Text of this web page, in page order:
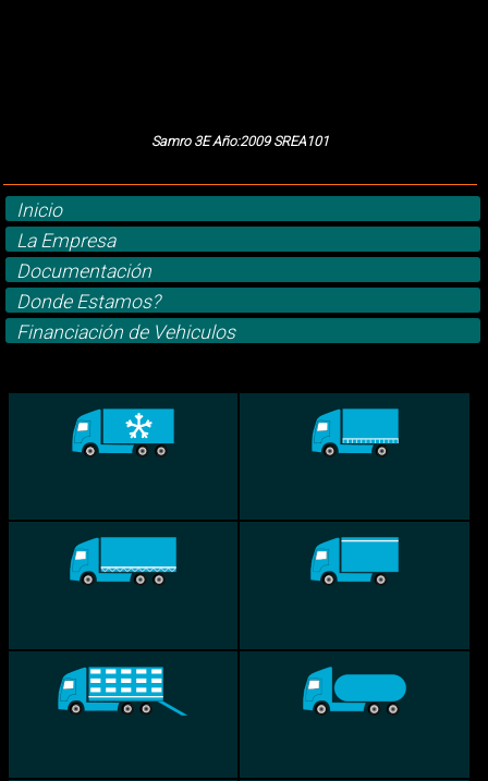
Samro 3E Año:2009 SREA101
Inicio
La Empresa
Documentación
Donde Estamos?
Financiación de Vehiculos